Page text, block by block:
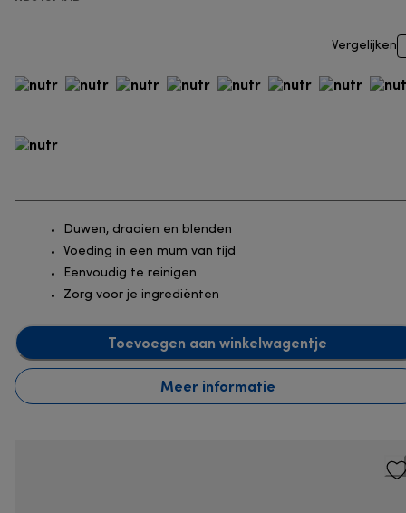
Vergelijken
Duwen, draaien en blenden
Voeding in een mum van tijd
Eenvoudig te reinigen.
Zorg voor je ingrediënten
Toevoegen aan winkelwagentje
Meer informatie